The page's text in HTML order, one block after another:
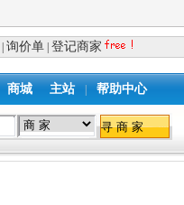
询价单 登记商家
商城 主站 帮助中心